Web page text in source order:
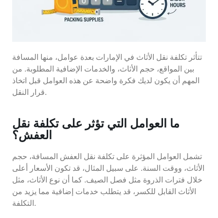
تتأثر تكلفة نقل الأثاث في الإمارات بعدة عوامل، منها المسافة
بين المواقع، حجم الأثاث، والخدمات الإضافية المطلوبة. من
المهم أن يكون لديك فكرة واضحة عن هذه العوامل قبل اتخاذ
قرار النقل.
ما العوامل التي تؤثر على تكلفة نقل
العفش؟
تشمل العوامل المؤثرة على تكلفة نقل العفش المسافة، حجم
الأثاث، ووقت السنة. على سبيل المثال، قد تكون الأسعار أعلى
خلال فترات الذروة مثل فصل الصيف. كما أن نوع الأثاث، مثل
الأثاث القابل للكسر، قد يتطلب خدمات إضافية مما يزيد من
التكلفة.